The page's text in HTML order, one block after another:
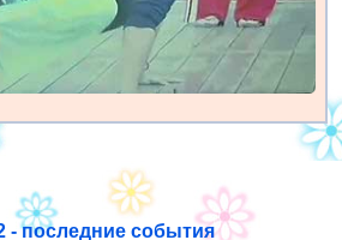
- последние события